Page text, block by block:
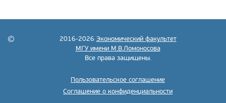
2016-2026 Экономический факультет
МГУ имени М.В.Ломоносова
Все права защищены.
Пользовательское соглашение
Соглашение о конфиденциальности